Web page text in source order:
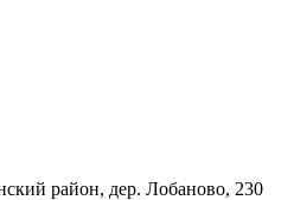
район, дер. Лобаново, 230